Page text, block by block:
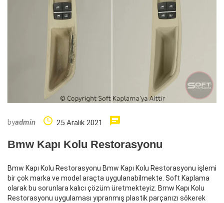
byadmin 25 Aralık 2021
Bmw Kapı Kolu Restorasyonu
Bmw Kapı Kolu Restorasyonu Bmw Kapı Kolu Restorasyonu işlemi
bir çok marka ve model araçta uygulanabilmekte. Soft Kaplama
olarak bu sorunlara kalıcı çözüm üretmekteyiz. Bmw Kapı Kolu
Restorasyonu uygulaması yıpranmış plastik parçanızı sökerek